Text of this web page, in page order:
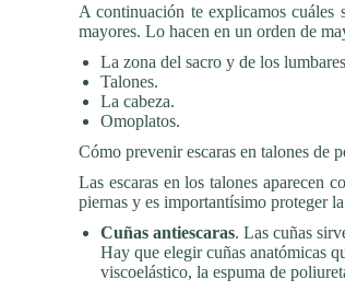
A continuación te explicamos cuáles
mayores. Lo hacen en un orden de
La zona del sacro y de los
Talones.
La cabeza.
Omoplatos.
Cómo prevenir escaras en talones de
Las escaras en los talones aparecen
piernas y es importantísimo proteger
Cuñas antiescaras. Las cuñas
Hay que elegir cuñas anatómicas
viscoelástico, la espuma de